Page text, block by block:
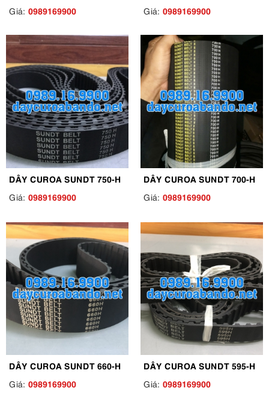
Giá: 0989169900 Giá: 0989169900
DÂY CUROA SUNDT 750-H
Giá: 0989169900
DÂY CUROA SUNDT 700-H
Giá: 0989169900
DÂY CUROA SUNDT 660-H
Giá: 0989169900
DÂY CUROA SUNDT 595-H
Giá: 0989169900